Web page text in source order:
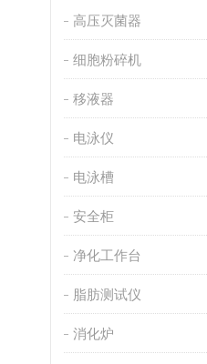
高压灭菌器
细胞粉碎机
移液器
电泳仪
电泳槽
安全柜
净化工作台
脂肪测试仪
消化炉